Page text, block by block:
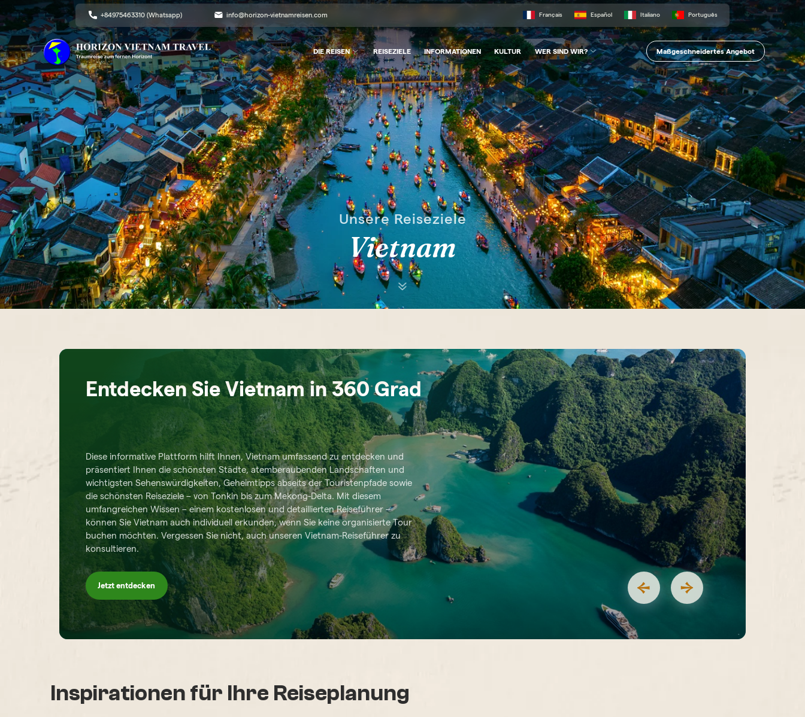
+84975463310 (Whatsapp) info@horizon-vietnamreisen.com Français Español Italiano Português
DIE REISEN REISEZIELE INFORMATIONEN KULTUR WER SIND WIR? Maßgeschneidertes Angebot
Unsere Reiseziele
Vietnam
Entdecken Sie Vietnam in 360 Grad
Diese informative Plattform hilft Ihnen, Vietnam umfassend zu entdecken und
präsentiert Ihnen die schönsten Städte, atemberaubenden Landschaften und
wichtigsten Sehenswürdigkeiten, Geheimtipps abseits der Touristenpfade sowie
die schönsten Reiseziele – von Tonkin bis zum Mekong-Delta. Mit diesem
umfangreichen Wissen – einem kostenlosen und detaillierten Reiseführer –
können Sie Vietnam auch individuell erkunden, wenn Sie keine organisierte Tour
buchen möchten. Vergessen Sie nicht, auch unseren Vietnam-Reiseführer zu
konsultieren.
Jetzt entdecken
Inspirationen für Ihre Reiseplanung